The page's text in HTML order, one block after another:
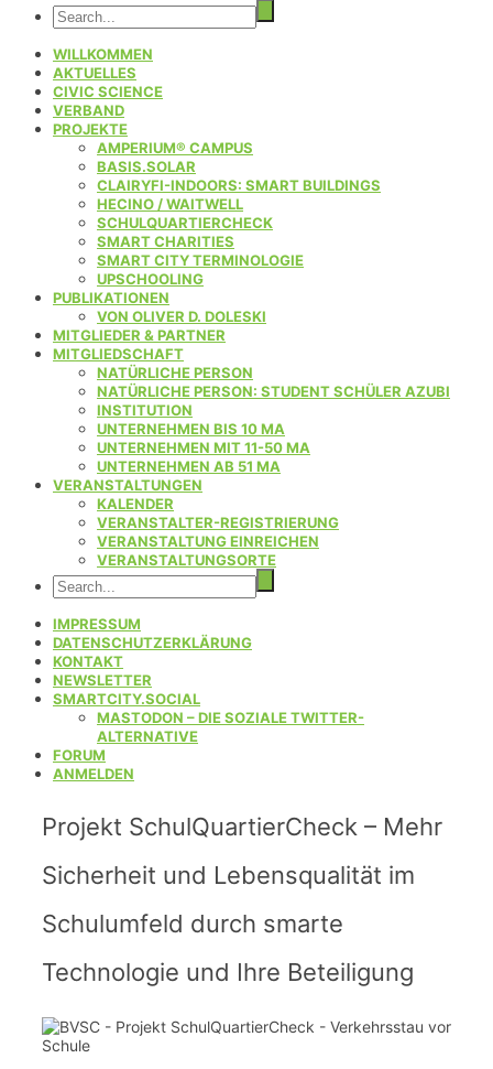
WILLKOMMEN
AKTUELLES
CIVIC SCIENCE
VERBAND
PROJEKTE
AMPERIUM® CAMPUS
BASIS.SOLAR
CLAIRYFI-INDOORS: SMART BUILDINGS
HECINO / WAITWELL
SCHULQUARTIERCHECK
SMART CHARITIES
SMART CITY TERMINOLOGIE
UPSCHOOLING
PUBLIKATIONEN
VON OLIVER D. DOLESKI
MITGLIEDER & PARTNER
MITGLIEDSCHAFT
NATÜRLICHE PERSON
NATÜRLICHE PERSON: STUDENT SCHÜLER AZUBI
INSTITUTION
UNTERNEHMEN BIS 10 MA
UNTERNEHMEN MIT 11-50 MA
UNTERNEHMEN AB 51 MA
VERANSTALTUNGEN
KALENDER
VERANSTALTER-REGISTRIERUNG
VERANSTALTUNG EINREICHEN
VERANSTALTUNGSORTE
IMPRESSUM
DATENSCHUTZERKLÄRUNG
KONTAKT
NEWSLETTER
SMARTCITY.SOCIAL
MASTODON – DIE SOZIALE TWITTER-
ALTERNATIVE
FORUM
ANMELDEN
Projekt SchulQuartierCheck – Mehr
Sicherheit und Lebensqualität im
Schulumfeld durch smarte
Technologie und Ihre Beteiligung